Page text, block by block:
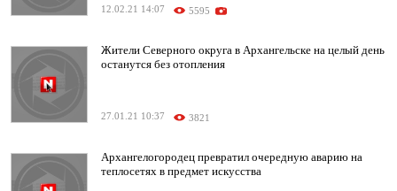
12.02.21 14:07 5595
Жители Северного округа в Архангельске на целый день
останутся без отопления
27.01.21 10:37 3821
Архангелогородец превратил очередную аварию на
теплосетях в предмет искусства